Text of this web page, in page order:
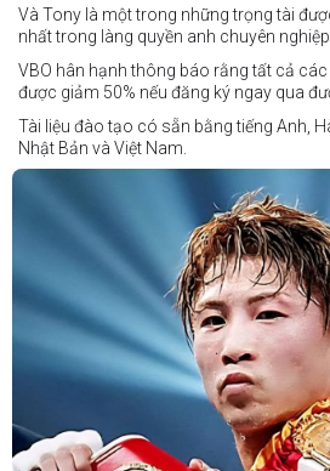
Jeffer Rhoy Mendoza vs Eranio Pisador
Mikko Camingawan vs Rovick
Meredy Michael vs Aisah Alico
Ian Carl Muyso vs Marvin Zamora
Franz Carl Muyso vs Ariel Antonio
Hãy rủ bạn bè và gia đình cùng tham gia
tuyệt vời và chứng kiến QUYỀN ANH Ở
Và Tony là một trong những trọng tài
nhất trong làng quyền anh chuyên nghiệp.
VBO hân hạnh thông báo rằng tất cả
được giảm 50% nếu đăng ký ngay qua
Tài liệu đào tạo có sẵn bằng tiếng Anh,
Nhật Bản và Việt Nam.
Số lượng chỗ có hạn, hãy nhanh tay đăng